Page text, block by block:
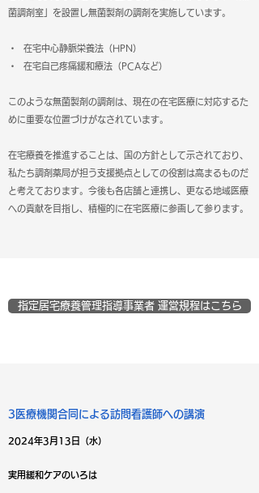
菌調剤室」を設置し無菌製剤の調剤を実施しています。
・ 在宅中心静脈栄養法（HPN）
・ 在宅自己疼痛緩和療法（PCAなど）
このような無菌製剤の調剤は、現在の在宅医療に対応するた
めに重要な位置づけがなされています。
在宅療養を推進することは、国の方針として示されており、
私たち調剤薬局が担う支援拠点としての役割は高まるものだ
と考えております。今後も各店舗と連携し、更なる地域医療
への貢献を目指し、積極的に在宅医療に参画して参ります。
指定居宅療養管理指導事業者 運営規程はこちら
3医療機関合同による訪問看護師への講演
2024年3月13日（水）
実用緩和ケアのいろは